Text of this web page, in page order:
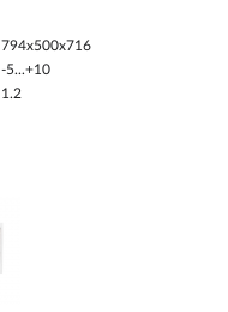
794x500x716
-5...+10
1.2